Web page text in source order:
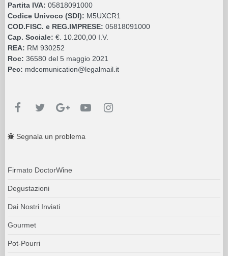
Partita IVA: 05818091000
Codice Univoco (SDI): M5UXCR1
COD.FISC. e REG.IMPRESE: 05818091000
Cap. Sociale: €. 10.200,00 I.V.
REA: RM 930252
Roc: 36580 del 5 maggio 2021
Pec: mdcomunication@legalmail.it
Segnala un problema
Firmato DoctorWine
Degustazioni
Dai Nostri Inviati
Gourmet
Pot-Pourri